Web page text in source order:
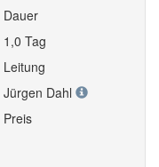
Dauer
1,0 Tag
Leitung
Jürgen Dahl
Preis